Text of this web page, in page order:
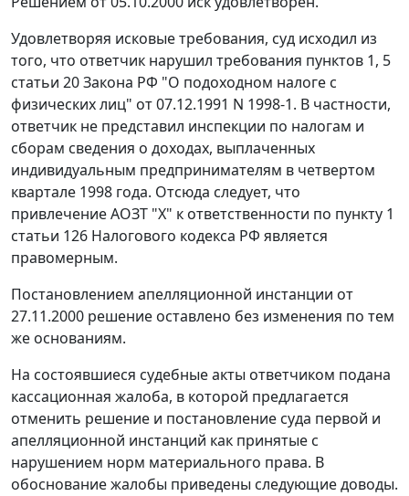
Удовлетворяя исковые требования, суд исходил из
того, что ответчик нарушил требования пунктов 1, 5
статьи 20Закона РФ "О подоходном налоге с
физических лиц" от 07.12.1991 N 1998-1. В частности,
ответчик не представил инспекции по налогам и
сборам сведения о доходах, выплаченных
индивидуальным предпринимателям в четвертом
квартале 1998 года. Отсюда следует, что
привлечение АОЗТ "Х" к ответственности по пункту 1
статьи 126 Налогового кодекса РФ является
правомерным.
Постановлением апелляционной инстанции от
27.11.2000 решение оставлено без изменения по тем
же основаниям.
На состоявшиеся судебные акты ответчиком подана
кассационная жалоба, в которой предлагается
отменить решение и постановление суда первой и
апелляционной инстанций как принятые с
нарушением норм материального права. В
обоснование жалобы приведены следующие доводы.